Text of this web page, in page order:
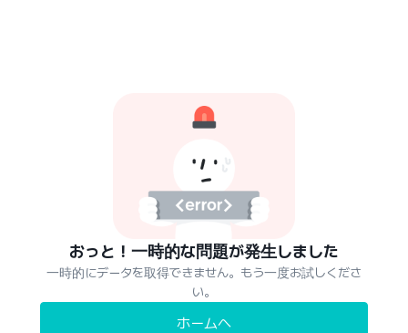
おっと！一時的な問題が発生しました
一時的にデータを取得できません。もう一度お試しくださ
い。
ホームへ